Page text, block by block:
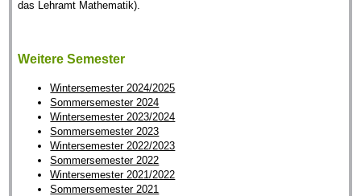
das Lehramt Mathematik).
Weitere Semester
Wintersemester 2024/2025
Sommersemester 2024
Wintersemester 2023/2024
Sommersemester 2023
Wintersemester 2022/2023
Sommersemester 2022
Wintersemester 2021/2022
Sommersemester 2021